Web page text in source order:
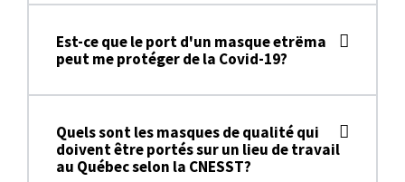
Est-ce que le port d'un masque etrëma
peut me protéger de la Covid-19?
Quels sont les masques de qualité qui
doivent être portés sur un lieu de travail
au Québec selon la CNESST?